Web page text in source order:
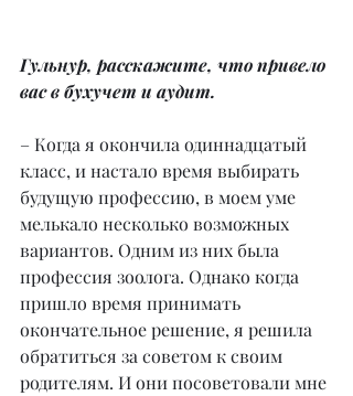
Гульнур, расскажите, что привело
вас в бухучет и аудит.
– Когда я окончила одиннадцатый
класс, и настало время выбирать
будущую профессию, в моем уме
мелькало несколько возможных
вариантов. Одним из них была
профессия зоолога. Однако когда
пришло время принимать
окончательное решение, я решила
обратиться за советом к своим
родителям. И они посоветовали мне